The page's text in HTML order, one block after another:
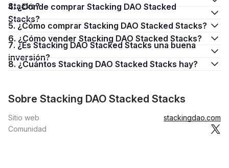
Stacks?
4. ¿Dónde comprar Stacking DAO Stacked
Stacks?
5. ¿Cómo comprar Stacking DAO Stacked Stacks?
6. ¿Cómo vender Stacking DAO Stacked Stacks?
7. ¿Es Stacking DAO Stacked Stacks una buena
inversión?
8. ¿Cuántos Stacking DAO Stacked Stacks hay?
Sobre Stacking DAO Stacked Stacks
Sitio web
stackingdao.com
Comunidad